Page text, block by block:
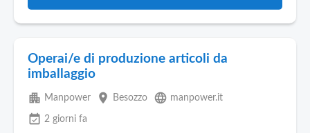
Operai/e di produzione articoli da
imballaggio
apartment Manpower place Besozzo language manpower.it
event_available 2 giorni fa